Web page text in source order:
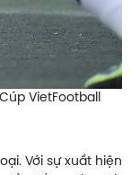
VietFootball
Với sự xuất hiện